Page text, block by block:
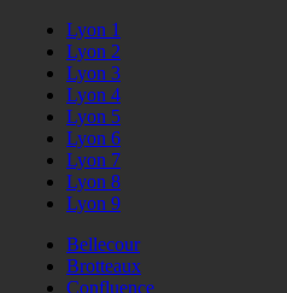
Lyon 1
Lyon 2
Lyon 3
Lyon 4
Lyon 5
Lyon 6
Lyon 7
Lyon 8
Lyon 9
Bellecour
Brotteaux
Confluence